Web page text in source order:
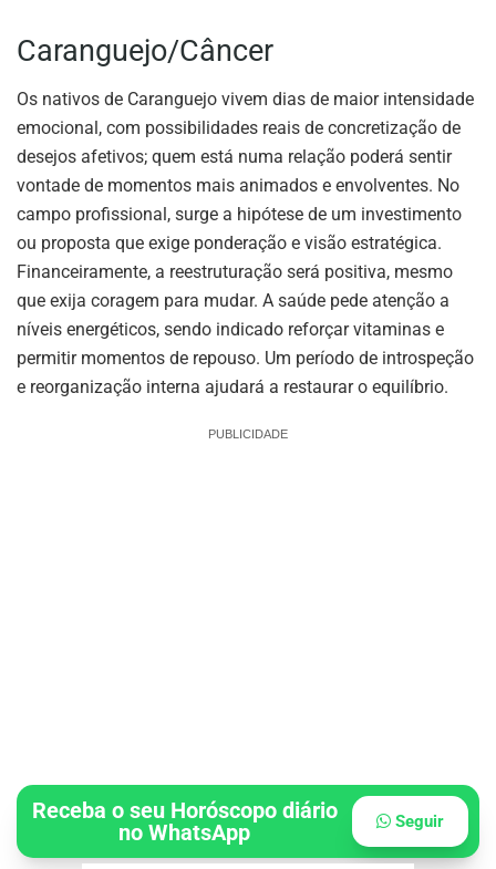
Caranguejo/Câncer
Os nativos de Caranguejo vivem dias de maior intensidade
emocional, com possibilidades reais de concretização de
desejos afetivos; quem está numa relação poderá sentir
vontade de momentos mais animados e envolventes. No
campo profissional, surge a hipótese de um investimento
ou proposta que exige ponderação e visão estratégica.
Financeiramente, a reestruturação será positiva, mesmo
que exija coragem para mudar. A saúde pede atenção a
níveis energéticos, sendo indicado reforçar vitaminas e
permitir momentos de repouso. Um período de introspeção
e reorganização interna ajudará a restaurar o equilíbrio.
PUBLICIDADE
Receba o seu Horóscopo diário
no WhatsApp
Seguir